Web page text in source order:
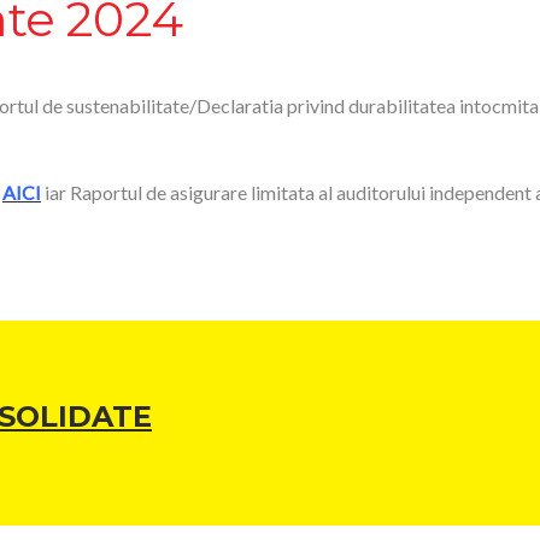
2024
de sustenabilitate/Declaratia privind durabilitatea
AICI iar Raportul de asigurare limitata al auditorului